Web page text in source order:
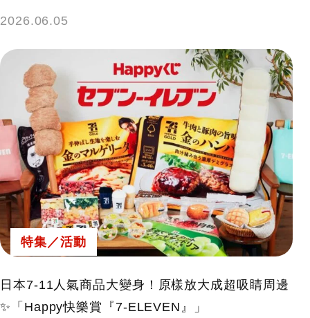
2026.06.05
特集／活動
日本7-11人氣商品大變身！原樣放大成超吸睛周邊
✨「Happy快樂賞『7-ELEVEN』」